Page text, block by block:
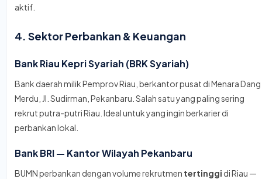
aktif.
4. Sektor Perbankan & Keuangan
Bank Riau Kepri Syariah (BRK Syariah)
Bank daerah milik Pemprov Riau, berkantor pusat di Menara Dang
Merdu, Jl. Sudirman, Pekanbaru. Salah satu yang paling sering
rekrut putra-putri Riau. Ideal untuk yang ingin berkarier di
perbankan lokal.
Bank BRI — Kantor Wilayah Pekanbaru
BUMN perbankan dengan volume rekrutmen tertinggi di Riau —